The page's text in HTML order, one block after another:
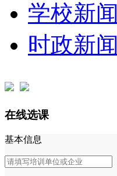
学校新闻
时政新闻
在线选课
基本信息